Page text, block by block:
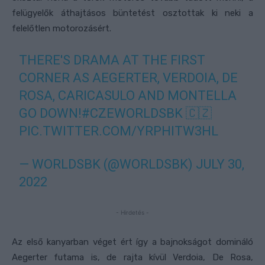
felügyelők áthajtásos büntetést osztottak ki neki a
felelőtlen motorozásért.
THERE'S DRAMA AT THE FIRST
CORNER AS AEGERTER, VERDOIA, DE
ROSA, CARICASULO AND MONTELLA
GO DOWN!#CZEWORLDSBK 🇨🇿
PIC.TWITTER.COM/YRPHITW3HL
— WORLDSBK (@WORLDSBK) JULY 30,
2022
- Hirdetés -
Az első kanyarban véget ért így a bajnokságot domináló
Aegerter futama is, de rajta kívül Verdoia, De Rosa,